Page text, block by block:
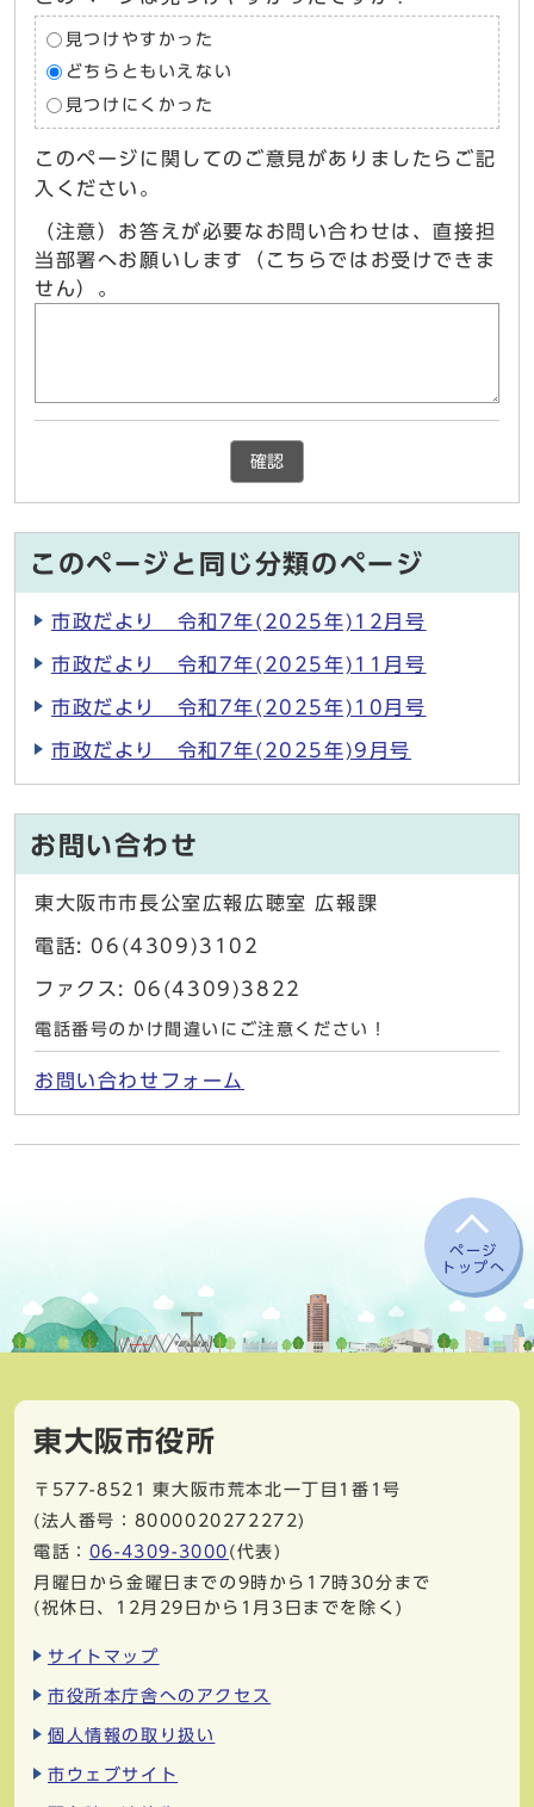
見つけやすかった
どちらともいえない
見つけにくかった
このページに関してのご意見がありましたらご記
入ください。
（注意）お答えが必要なお問い合わせは、直接担
当部署へお願いします（こちらではお受けできま
せん）。
確認
このページと同じ分類のページ
市政だより 令和7年(2025年)12月号
市政だより 令和7年(2025年)11月号
市政だより 令和7年(2025年)10月号
市政だより 令和7年(2025年)9月号
お問い合わせ
東大阪市市長公室広報広聴室 広報課
電話: 06(4309)3102
ファクス: 06(4309)3822
電話番号のかけ間違いにご注意ください！
お問い合わせフォーム
ページ
トップへ
東大阪市役所
〒577-8521
東大阪市荒本北一丁目1番1号
(法人番号：8000020272272)
電話： 06-4309-3000 (代表)
月曜日から金曜日までの9時から17時30分まで
(祝休日、12月29日から1月3日までを除く)
サイトマップ
市役所本庁舎へのアクセス
個人情報の取り扱い
市ウェブサイト